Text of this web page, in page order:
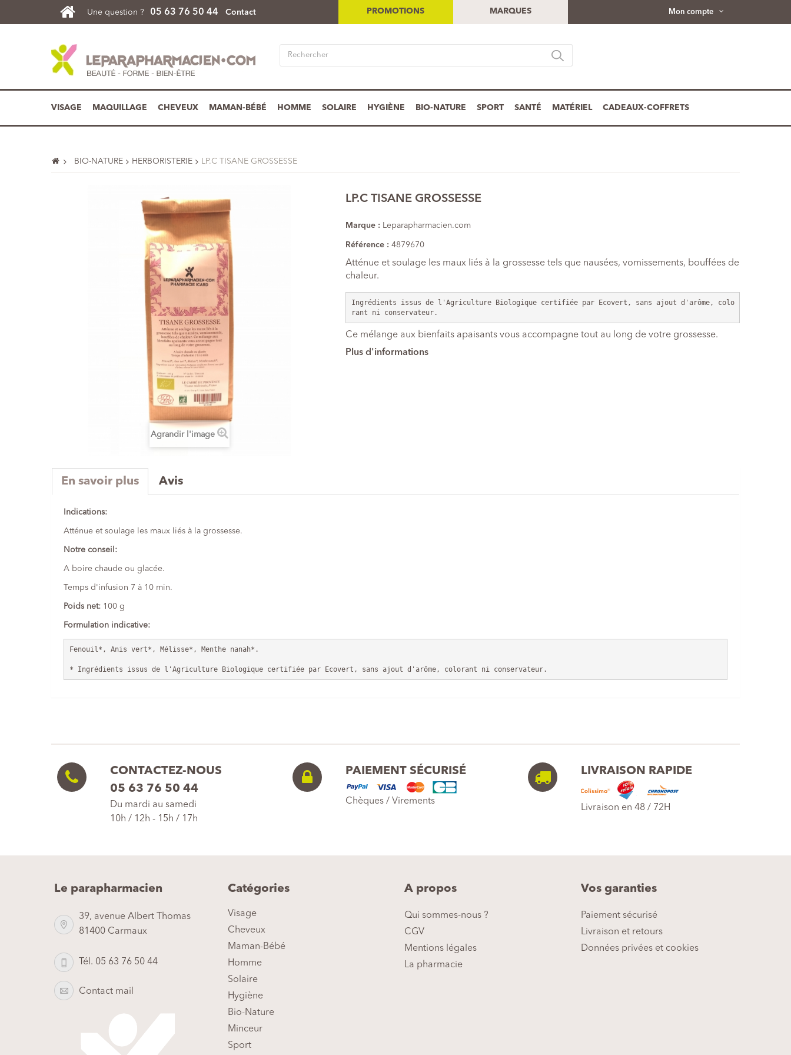
Mon compte
Une question ? 05 63 76 50 44 Contact PROMOTIONS MARQUES
VISAGE MAQUILLAGE CHEVEUX MAMAN-BÉBÉ HOMME SOLAIRE HYGIÈNE BIO-NATURE SPORT SANTÉ MATÉRIEL CADEAUX-COFFRETS
BIO-NATURE HERBORISTERIE LP.C TISANE GROSSESSE
Agrandir l'image
LP.C TISANE GROSSESSE
Marque : Leparapharmacien.com
Référence : 4879670
Atténue et soulage les maux liés à la grossesse tels que nausées, vomissements, bouffées de
chaleur.
Ingrédients issus de l'Agriculture Biologique certifiée par Ecovert, sans ajout d'arôme, colo
rant ni conservateur.
Ce mélange aux bienfaits apaisants vous accompagne tout au long de votre grossesse.
Plus d'informations
En savoir plus Avis
Indications:
Atténue et soulage les maux liés à la grossesse.
Notre conseil:
A boire chaude ou glacée.
Temps d'infusion 7 à 10 min.
Poids net: 100 g
Formulation indicative:
Fenouil*, Anis vert*, Mélisse*, Menthe nanah*.
* Ingrédients issus de l'Agriculture Biologique certifiée par Ecovert, sans ajout d'arôme, colorant ni conservateur.
CONTACTEZ-NOUS
05 63 76 50 44
Du mardi au samedi
10h / 12h - 15h / 17h
PAIEMENT SÉCURISÉ
Chèques / Virements
LIVRAISON RAPIDE
Livraison en 48 / 72H
Le parapharmacien
39, avenue Albert Thomas
81400 Carmaux
Tél. 05 63 76 50 44
Contact mail
Catégories
Visage
Cheveux
Maman-Bébé
Homme
Solaire
Hygiène
Bio-Nature
Minceur
Sport
A propos
Qui sommes-nous ?
CGV
Mentions légales
La pharmacie
Vos garanties
Paiement sécurisé
Livraison et retours
Données privées et cookies